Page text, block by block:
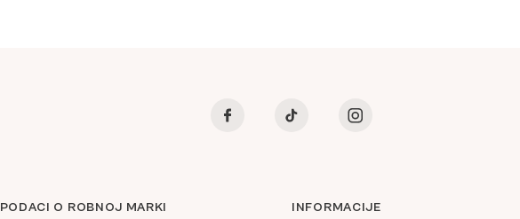
PODACI O ROBNOJ MARKI INFORMACIJE